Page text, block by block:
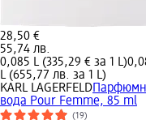
28,50 €
55,74 лв.
0,085 L (335,29 € за 1 L)
L (655,77 лв. за 1 L)
KARL LAGERFELD
вода Pour Femme, 85 ml
(19)